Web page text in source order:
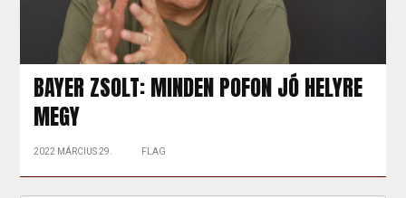
BAYER ZSOLT: MINDEN POFON JÓ HELYRE
MEGY
2022 MÁRCIUS 29. FLAG